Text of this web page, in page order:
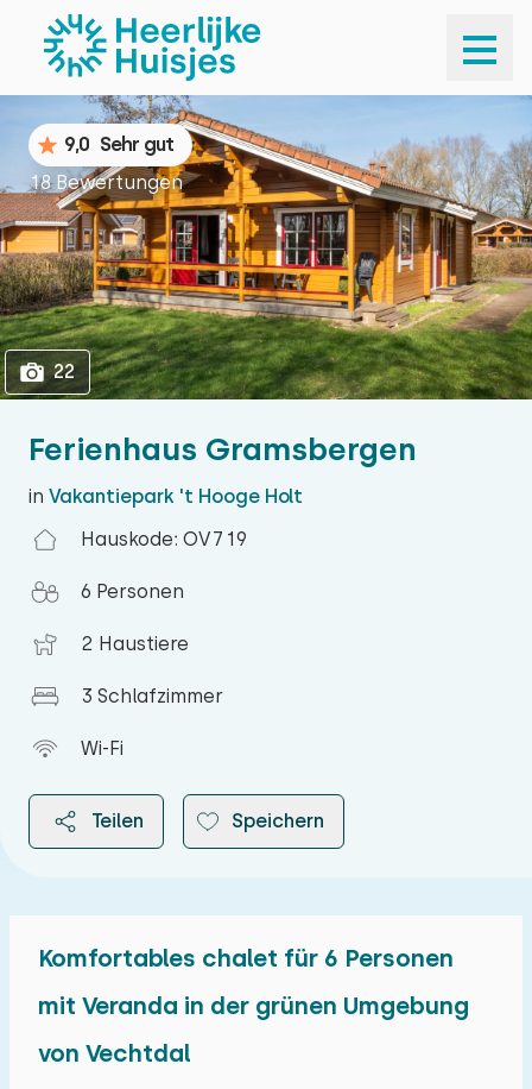
1
Ferienhaus Gramsbergen
in Vakantiepark 't Hooge Holt
Hauskode: OV719
6 Personen
2 Haustiere
3 Schlafzimmer
Wi-Fi
Teilen Speichern
9,0 Sehr gut
18 Bewertungen
22
Komfortables chalet für 6 Personen
mit Veranda in der grünen Umgebung
von Vechtdal